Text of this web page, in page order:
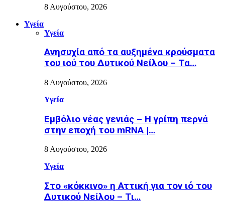
8 Αυγούστου, 2026
Υγεία
Υγεία
Ανησυχία από τα αυξημένα κρούσματα
του ιού του Δυτικού Νείλου – Τα…
8 Αυγούστου, 2026
Υγεία
Εµβόλιο νέας γενιάς – Η γρίπη περνά
στην εποχή του mRNA |…
8 Αυγούστου, 2026
Υγεία
Στο «κόκκινο» η Αττική για τον ιό του
Δυτικού Νείλου – Τι…